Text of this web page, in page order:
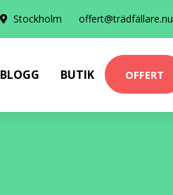
Stockholm offert@trädfällare.nu
BLOGG BUTIK OFFERT